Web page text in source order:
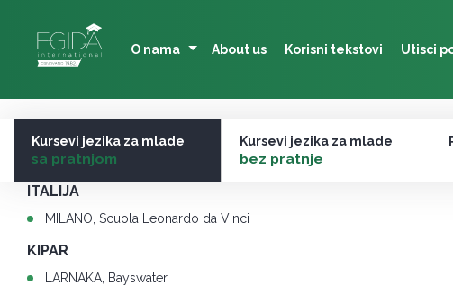
content
O nama About us Korisni tekstovi Utisci
Kursevi jezika za mlade
–
sa pratnjom
Kursevi jezika za mlade
–
bez pratnje
Ostali polasci sa pratnjom
ITALIJA
MILANO, Scuola Leonardo da Vinci
KIPAR
LARNAKA, Bayswater